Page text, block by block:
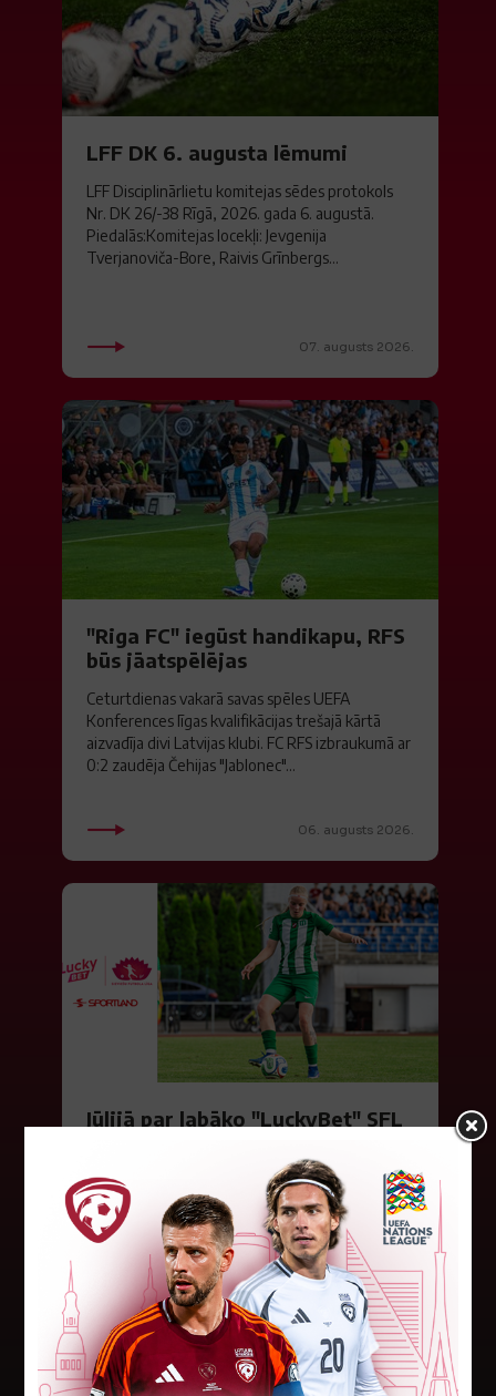
LFF DK 6. augusta lēmumi
LFF Disciplinārlietu komitejas sēdes protokols
Nr. DK 26/-38 Rīgā, 2026. gada 6. augustā.
Piedalās:Komitejas locekļi: Jevgenija
Tverjanoviča-Bore, Raivis Grīnbergs...
07. augusts 2026.
"Riga FC" iegūst handikapu, RFS
būs jāatspēlējas
Ceturtdienas vakarā savas spēles UEFA
Konferences līgas kvalifikācijas trešajā kārtā
aizvadīja divi Latvijas klubi. FC RFS izbraukumā ar
0:2 zaudēja Čehijas "Jablonec"...
06. augusts 2026.
Jūlijā par labāko "LuckyBet" SFL
Par "LuckyBet" Sieviešu futbola līgas jūnija
labāko spēlētāju atzīta FS "Metta" spēlētāja
Keita Zviedre. Uzvarētāja tika noskaidrota
balsojumā, kurā tika apkopotas...
06. augusts 2026.